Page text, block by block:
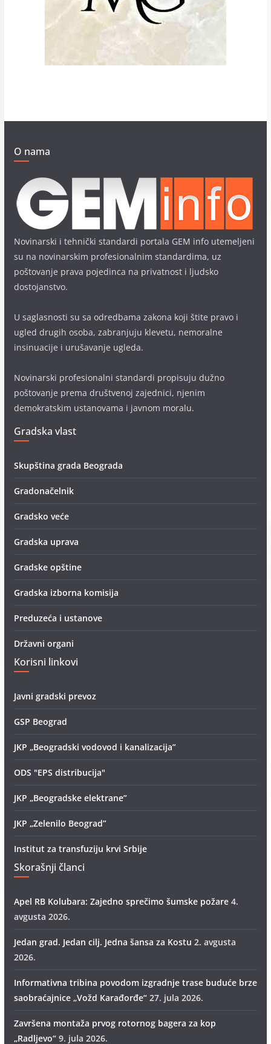
O nama
Novinarski i tehnički standardi portala GEM info utemeljeni
su na novinarskim profesionalnim standardima, uz
poštovanje prava pojedinca na privatnost i ljudsko
dostojanstvo.
U saglasnosti su sa odredbama zakona koji štite pravo i
ugled drugih osoba, zabranjuju klevetu, nemoralne
insinuacije i urušavanje ugleda.
Novinarski profesionalni standardi propisuju dužno
poštovanje prema društvenoj zajednici, njenim
demokratskim ustanovama i javnom moralu.
Gradska vlast
Skupština grada Beograda
Gradonačelnik
Gradsko veće
Gradska uprava
Gradske opštine
Gradska izborna komisija
Preduzeća i ustanove
Državni organi
Korisni linkovi
Javni gradski prevoz
GSP Beograd
JKP „Beogradski vodovod i kanalizacija”
ODS "EPS distribucija"
JKP „Beogradske elektrane”
JKP „Zelenilo Beograd”
Institut za transfuziju krvi Srbije
Skorašnji članci
Apel RB Kolubara: Zajedno sprečimo šumske požare 4.
avgusta 2026.
Jedan grad. Jedan cilj. Jedna šansa za Kostu 2. avgusta
2026.
Informativna tribina povodom izgradnje trase buduće brze
saobraćajnice „Vožd Кarađorđe“ 27. jula 2026.
Završena montaža prvog rotornog bagera za kop
„Radlјevo“ 9. jula 2026.